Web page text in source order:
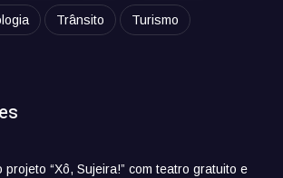
Trânsito Turismo
“Xô, Sujeira!” com teatro gratuito e